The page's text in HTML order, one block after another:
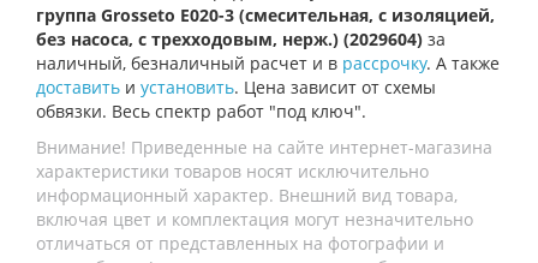
группа Grosseto E020-3 (смесительная, с изоляцией,
без насоса, c трехходовым, нерж.) (2029604) за
наличный, безналичный расчет и в рассрочку. А также
доставить и установить. Цена зависит от схемы
обвязки. Весь спектр работ "под ключ".
Внимание! Приведенные на сайте интернет-магазина
характеристики товаров носят исключительно
информационный характер. Внешний вид товара,
включая цвет и комплектация могут незначительно
отличаться от представленных на фотографии и